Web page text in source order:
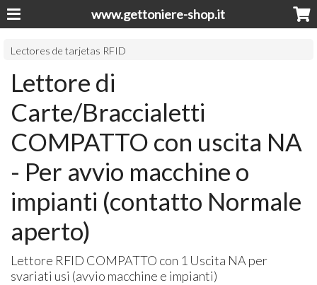
www.gettoniere-shop.it
Lectores de tarjetas RFID
Lettore di
Carte/Braccialetti
COMPATTO con uscita NA
- Per avvio macchine o
impianti (contatto Normale
aperto)
Lettore RFID COMPATTO con 1 Uscita NA per
svariati usi (avvio macchine e impianti)